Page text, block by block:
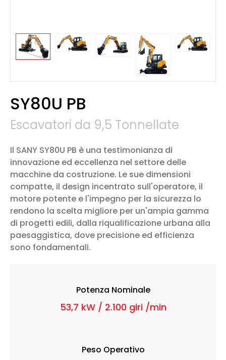
SY80U PB
Escavatori da 9,5 Tonnellate
Il SANY SY80U PB è una testimonianza di
innovazione ed eccellenza nel settore delle
macchine da costruzione. Le sue dimensioni
compatte, il design incentrato sull'operatore, il
motore potente e l'impegno per la sicurezza lo
rendono la scelta migliore per un'ampia gamma
di progetti edili, dalla riqualificazione urbana alla
paesaggistica, dove precisione ed efficienza
sono fondamentali.
Potenza Nominale
53,7 kW / 2.100 giri /min
Peso Operativo